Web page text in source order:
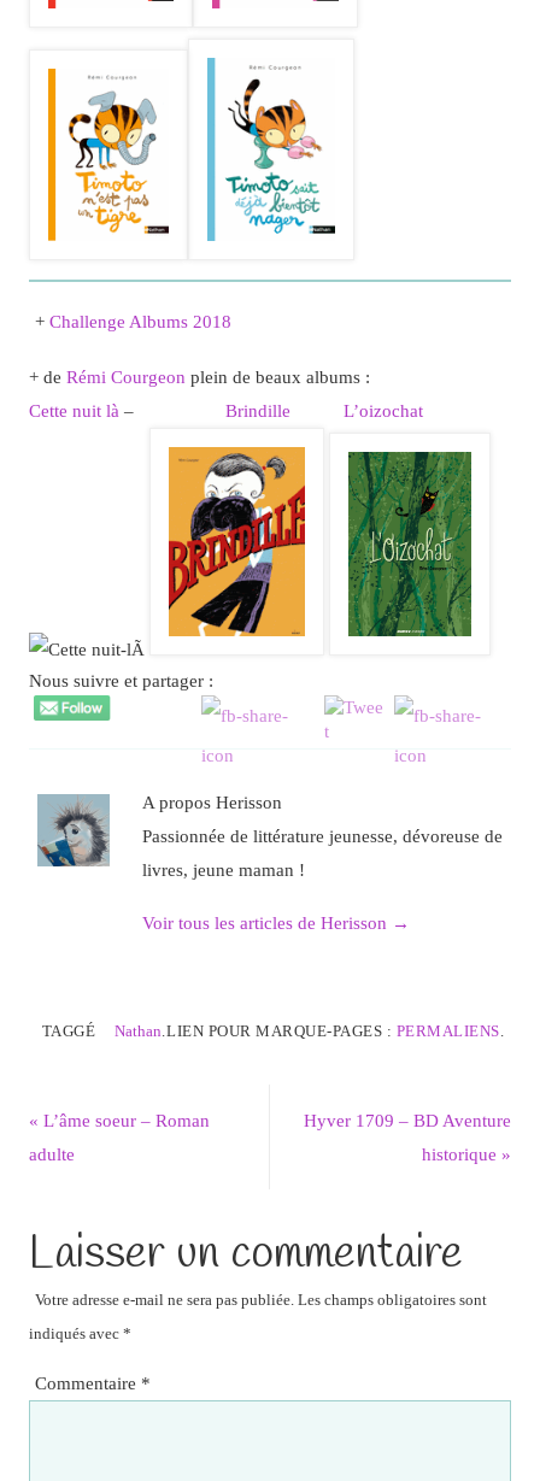
+ Challenge Albums 2018
+ de Rémi Courgeon plein de beaux albums :
Cette nuit là – Brindille L’oizochat
Nous suivre et partager :
A propos Herisson
Passionnée de littérature jeunesse, dévoreuse de
livres, jeune maman !
Voir tous les articles de Herisson →
TAGGÉ Nathan.LIEN POUR MARQUE-PAGES : PERMALIENS.
« L’âme soeur – Roman
adulte
Hyver 1709 – BD Aventure
historique»
Laisser un commentaire
Votre adresse e-mail ne sera pas publiée. Les champs obligatoires sont
indiqués avec *
Commentaire *